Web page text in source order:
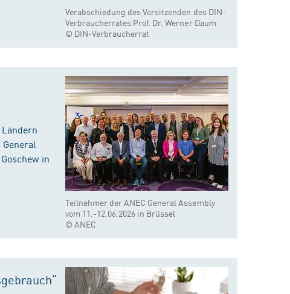
Verabschiedung des Vorsitzenden des DIN-
Verbraucherrates Prof. Dr. Werner Daum
© DIN-Verbraucherrat
Teilnehmer der ANEC General Assembly
vom 11.-12.06.2026 in Brüssel
© ANEC
in